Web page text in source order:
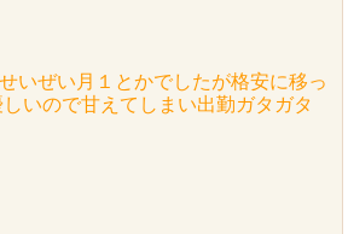
いぜい月１とかでしたが格安に移っ
いので甘えてしまい出勤ガタガタ